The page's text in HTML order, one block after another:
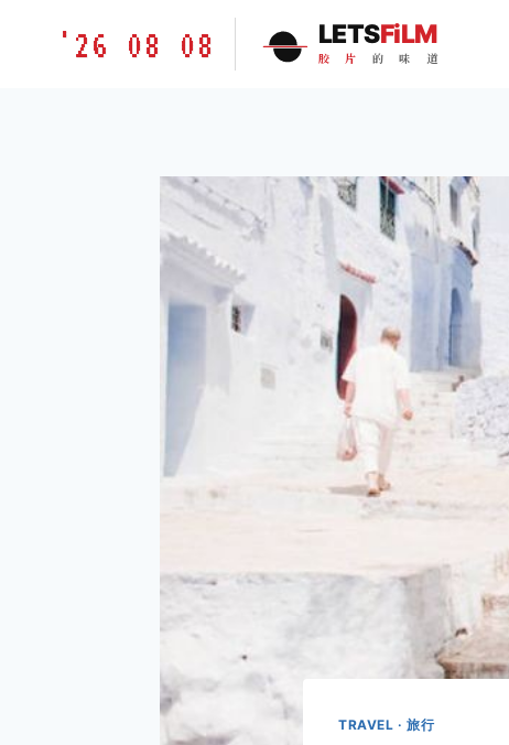
胶'26 08 08 LETSFiLM
胶 片 的 味 道
TRAVEL · 旅行